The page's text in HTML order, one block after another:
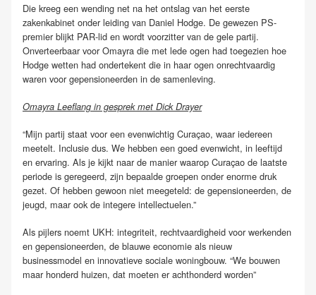
Die kreeg een wending net na het ontslag van het eerste
zakenkabinet onder leiding van Daniel Hodge. De gewezen PS-
premier blijkt PAR-lid en wordt voorzitter van de gele partij.
Onverteerbaar voor Omayra die met lede ogen had toegezien hoe
Hodge wetten had ondertekent die in haar ogen onrechtvaardig
waren voor gepensioneerden in de samenleving.
Omayra Leeflang in gesprek met Dick Drayer
“Mijn partij staat voor een evenwichtig Curaçao, waar iedereen
meetelt. Inclusie dus. We hebben een goed evenwicht, in leeftijd
en ervaring. Als je kijkt naar de manier waarop Curaçao de laatste
periode is geregeerd, zijn bepaalde groepen onder enorme druk
gezet. Of hebben gewoon niet meegeteld: de gepensioneerden, de
jeugd, maar ook de integere intellectuelen.”
Als pijlers noemt UKH: integriteit, rechtvaardigheid voor werkenden
en gepensioneerden, de blauwe economie als nieuw
businessmodel en innovatieve sociale woningbouw. “We bouwen
maar honderd huizen, dat moeten er achthonderd worden”